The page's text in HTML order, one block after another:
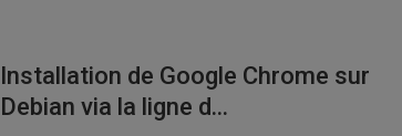
Installation de Google Chrome sur
Debian via la ligne d...